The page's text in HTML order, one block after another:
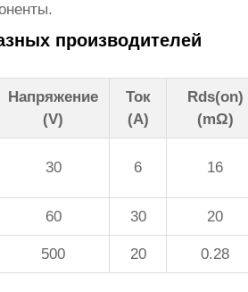
производителей
Напряжение
(V)
Ток
(A)
Rds(on)
(mΩ)
30 6 16
60 30 20
500 20 0.28